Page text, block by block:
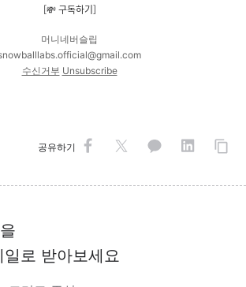
[💸 구독하기]
머니네버슬립
수신거부 Unsubscribe
공유하기
을
로 받아보세요